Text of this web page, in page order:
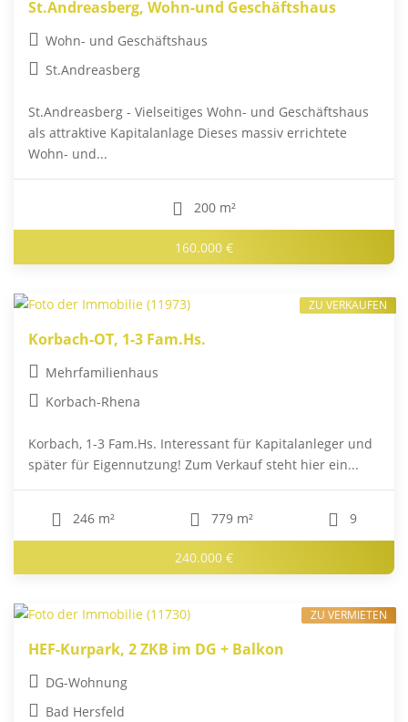
St.Andreasberg, Wohn-und Geschäftshaus
Wohn- und Geschäftshaus
St.Andreasberg
St.Andreasberg - Vielseitiges Wohn- und Geschäftshaus
als attraktive Kapitalanlage Dieses massiv errichtete
Wohn- und...
200 m²
160.000 €
Korbach-OT, 1-3 Fam.Hs.
Mehrfamilienhaus
Korbach-Rhena
Korbach, 1-3 Fam.Hs. Interessant für Kapitalanleger und
später für Eigennutzung! Zum Verkauf steht hier ein...
246 m² 779 m² 9
240.000 €
ZU VERKAUFEN
HEF-Kurpark, 2 ZKB im DG + Balkon
DG-Wohnung
Bad Hersfeld
ZU VERMIETEN